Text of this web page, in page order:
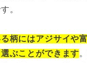
。
柄にはアジサイや
ぶことができます